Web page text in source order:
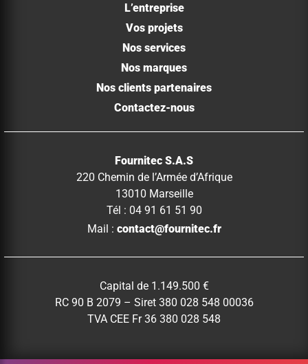
L’entreprise
Vos projets
Nos services
Nos marques
Nos clients partenaires
Contactez-nous
Fournitec S.A.S
220 Chemin de l’Armée d’Afrique
13010 Marseille
Tél : 04 91 61 51 90
Mail : contact@fournitec.fr
Capital de 1.149.500 €
RC 90 B 2079 – Siret 380 028 548 00036
TVA CEE Fr 36 380 028 548